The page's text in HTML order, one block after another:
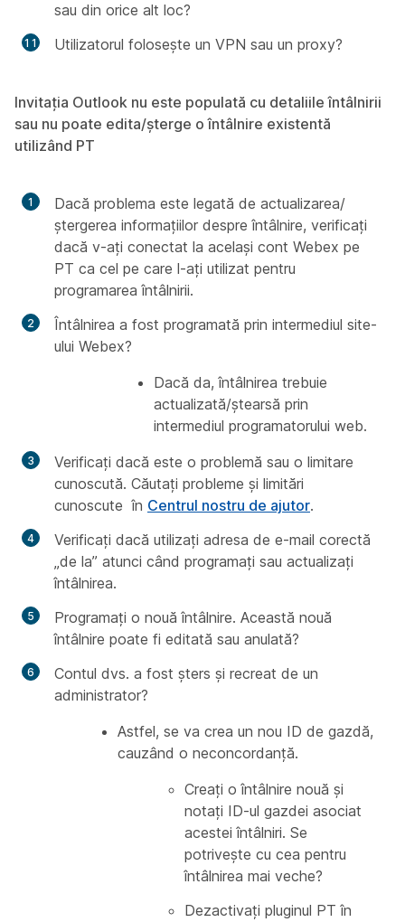
sau din orice alt loc?
Utilizatorul folosește un VPN sau un proxy?
Invitația Outlook nu este populată cu detaliile întâlnirii
sau nu poate edita/șterge o întâlnire existentă
utilizând PT
Dacă problema este legată de actualizarea/
ștergerea informațiilor despre întâlnire, verificați
dacă v-ați conectat la același cont Webex pe
PT ca cel pe care l-ați utilizat pentru
programarea întâlnirii.
Întâlnirea a fost programată prin intermediul site-
ului Webex?
Dacă da, întâlnirea trebuie
actualizată/ștearsă prin
intermediul programatorului web.
Verificați dacă este o problemă sau o limitare
cunoscută. Căutați probleme și limitări
cunoscute în Centrul nostru de ajutor.
Verificați dacă utilizați adresa de e-mail corectă
„de la” atunci când programați sau actualizați
întâlnirea.
Programați o nouă întâlnire. Această nouă
întâlnire poate fi editată sau anulată?
Contul dvs. a fost șters și recreat de un
administrator?
Astfel, se va crea un nou ID de gazdă,
cauzând o neconcordanță.
Creați o întâlnire nouă și
notați ID-ul gazdei asociat
acestei întâlniri. Se
potrivește cu cea pentru
întâlnirea mai veche?
Dezactivați pluginul PT în